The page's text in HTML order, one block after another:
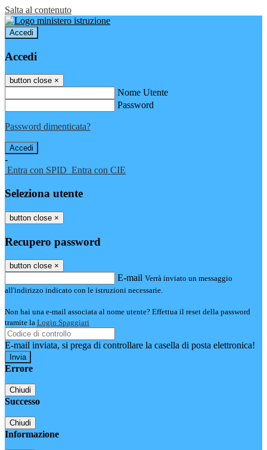
Salta al contenuto
Accedi
Accedi
button close ×
Nome Utente
Password
Password dimenticata?
-
Entra con SPID Entra con CIE
Seleziona utente
button close ×
Recupero password
button close ×
E-mail Verrà inviato un messaggio
all'indirizzo indicato con le istruzioni necessarie.
Non hai una e-mail associata al nome utente? Effettua il reset della password
tramite la Login Spaggiari
E-mail inviata, si prega di controllare la casella di posta elettronica!
Errore
Chiudi
Successo
Chiudi
Informazione